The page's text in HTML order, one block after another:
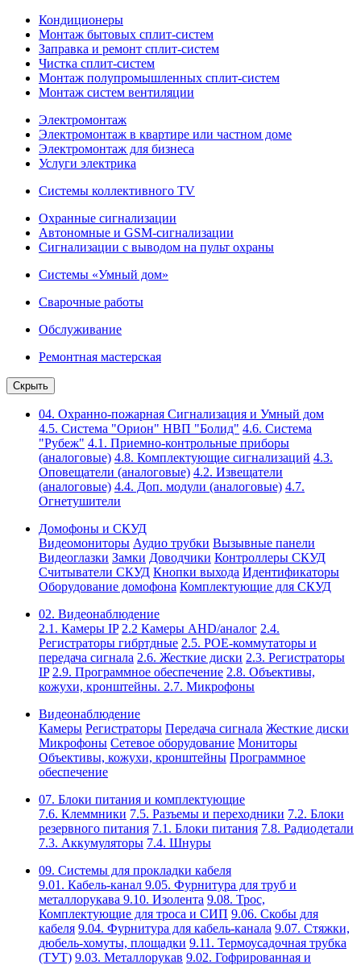
Кондиционеры
Монтаж бытовых сплит-систем
Заправка и ремонт сплит-систем
Чистка сплит-систем
Монтаж полупромышленных сплит-систем
Монтаж систем вентиляции
Электромонтаж
Электромонтаж в квартире или частном доме
Электромонтаж для бизнеса
Услуги электрика
Системы коллективного TV
Охранные сигнализации
Автономные и GSM-сигнализации
Сигнализации с выводом на пульт охраны
Системы «Умный дом»
Сварочные работы
Обслуживание
Ремонтная мастерская
Скрыть
04. Охранно-пожарная Сигнализация и Умный дом
4.5. Система "Орион" НВП "Болид" 4.6. Система
"Рубеж" 4.1. Приемно-контрольные приборы
(аналоговые) 4.8. Комплектующие сигнализаций 4.3.
Оповещатели (аналоговые) 4.2. Извещатели
(аналоговые) 4.4. Доп. модули (аналоговые) 4.7.
Огнетушители
Домофоны и СКУД
Видеомониторы Аудио трубки Вызывные панели
Видеоглазки Замки Доводчики Контроллеры СКУД
Считыватели СКУД Кнопки выхода Идентификаторы
Оборудование домофона Комплектующие для СКУД
02. Видеонаблюдение
2.1. Камеры IP 2.2 Камеры AHD/аналог 2.4.
Регистраторы гибртдные 2.5. РОЕ-коммутаторы и
передача сигнала 2.6. Жесткие диски 2.3. Регистраторы
IP 2.9. Программное обеспечение 2.8. Объективы,
кожухи, кронштейны. 2.7. Микрофоны
Видеонаблюдение
Камеры Регистраторы Передача сигнала Жесткие диски
Микрофоны Сетевое оборудование Мониторы
Объективы, кожухи, кронштейны Программное
обеспечение
07. Блоки питания и комплектующие
7.6. Клеммники 7.5. Разъемы и переходники 7.2. Блоки
резервного питания 7.1. Блоки питания 7.8. Радиодетали
7.3. Аккумуляторы 7.4. Шнуры
09. Системы для прокладки кабеля
9.01. Кабель-канал 9.05. Фурнитура для труб и
металлорукава 9.10. Изолента 9.08. Трос,
Комплектующие для троса и СИП 9.06. Скобы для
кабеля 9.04. Фурнитура для кабель-канала 9.07. Стяжки,
дюбель-хомуты, площадки 9.11. Термоусадочная трубка
(ТУТ) 9.03. Металлорукав 9.02. Гофрированная и